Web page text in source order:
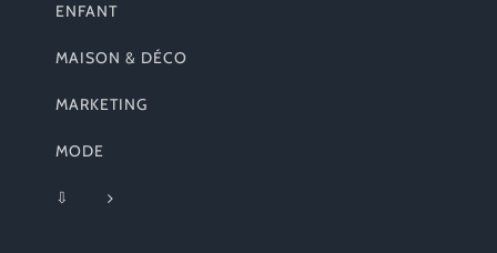
ENFANT
MAISON & DÉCO
MARKETING
MODE
⇩